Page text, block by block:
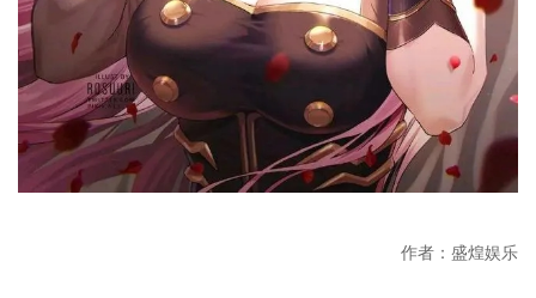
作者：盛煌娱乐